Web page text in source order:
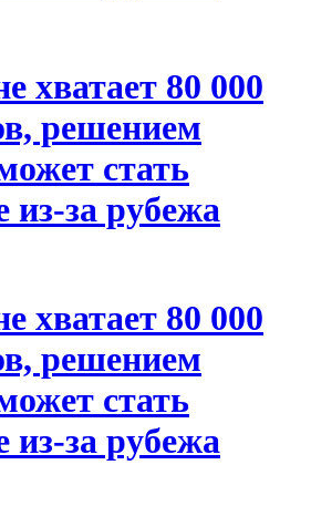
хватает 80 000
решением
стать
из-за рубежа
хватает 80 000
решением
стать
из-за рубежа